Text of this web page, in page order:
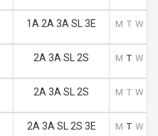
1A 2A 3A SL 3E M T W
2A 3A SL 2S M T W
2A 3A SL 2S M T W
2A 3A SL 2S 3E M T W